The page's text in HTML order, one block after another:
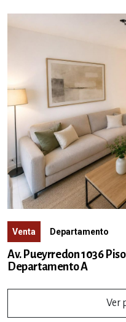
Venta Departamento
Av. Pueyrredon 1036
Departamento A
Ver